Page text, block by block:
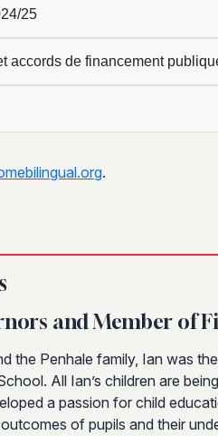
25
accords de financement
.
and Member of
the Penhale family, Ian was
All Ian’s children are
a passion for child
of pupils and their